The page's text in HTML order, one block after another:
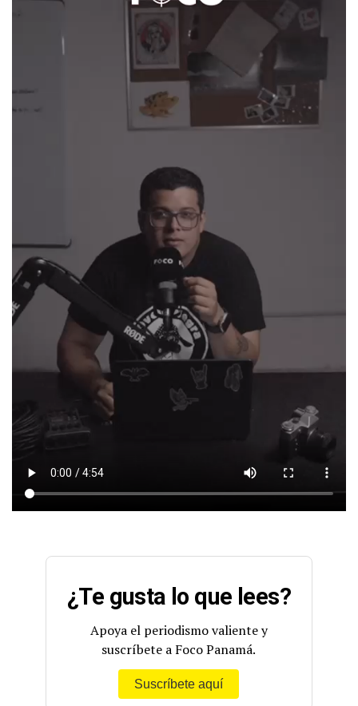
¿Te gusta lo que lees?
Apoya el periodismo valiente y
suscríbete a Foco Panamá.
Suscríbete aquí